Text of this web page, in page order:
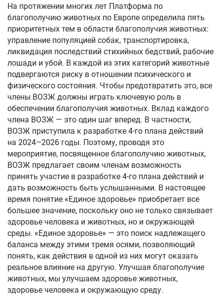
На протяжении многих лет Платформа по
благополучию животных по Европе определила пять
приоритетных тем в области благополучия животных:
управление популяцией собак, транспортировка,
ликвидация последствий стихийных бедствий, рабочие
лошади и убой. В каждой из этих категорий животные
подвергаются риску в отношении психического и
физического состояния. Чтобы предотвратить это, все
члены ВОЗЖ должны играть ключевую роль в
обеспечении благополучия животных. Вклад каждого
члена ВОЗЖ — это один шаг вперед. В частности,
ВОЗЖ приступила к разработке 4-го плана действий
на 2024–2026 годы. Поэтому, проводя это
мероприятие, посвященное благополучию животных,
ВОЗЖ предлагает своим членам возможность
принять участие в разработке 4-го плана действий и
дать возможность быть услышанными. В настоящее
время понятие «Единое здоровье» приобретает все
большее значение, поскольку оно не только связывает
здоровье человека и животных, но и окружающей
среды. «Единое здоровье» — это поиск надлежащего
баланса между этими тремя осями, позволяющий
понять, как действия в одной из них могут оказать
реальное влияние на другую. Улучшая благополучие
животных, мы улучшаем здоровье животных,
здоровье человека и окружающую среду.